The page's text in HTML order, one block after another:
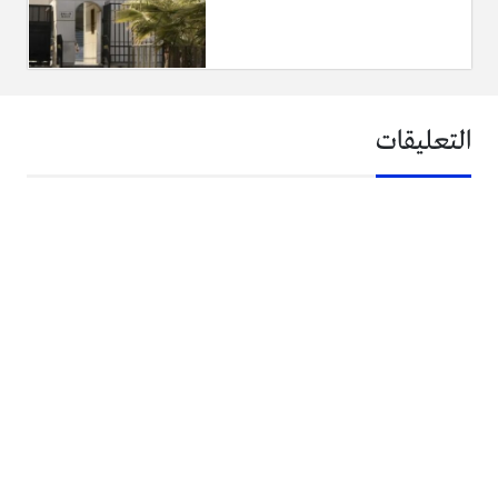
التعليقات